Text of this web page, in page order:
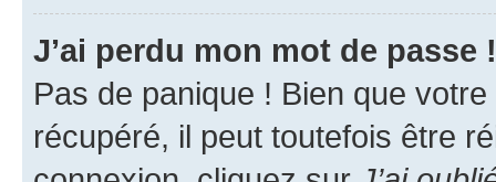
J’ai perdu mon mot de passe !
Pas de panique ! Bien que
récupéré, il peut toutefois être